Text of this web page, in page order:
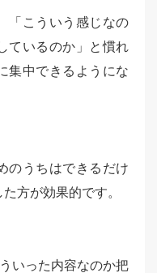
「こういう感じなの
ているのか」と慣れ
集中できるようにな
のうちはできるだけ
方が効果的です。
いった内容なのか把